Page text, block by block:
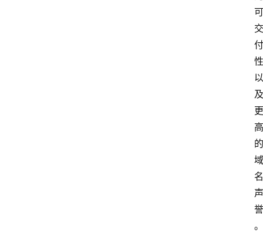
可
交
付
性
以
及
更
高
的
域
名
声
誉
。